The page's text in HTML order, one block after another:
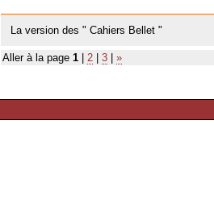
La version des " Cahiers Bellet "
Aller à la page 1 2 3 »